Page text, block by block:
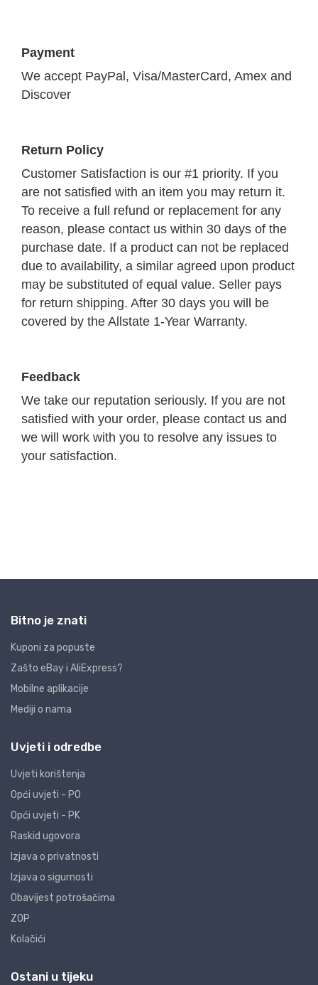
Bitno je znati
Kuponi za popuste
Zašto eBay i AliExpress?
Mobilne aplikacije
Mediji o nama
Uvjeti i odredbe
Uvjeti korištenja
Opći uvjeti - PO
Opći uvjeti - PK
Raskid ugovora
Izjava o privatnosti
Izjava o sigurnosti
Obavijest potrošačima
ZOP
Kolačići
Ostani u tijeku